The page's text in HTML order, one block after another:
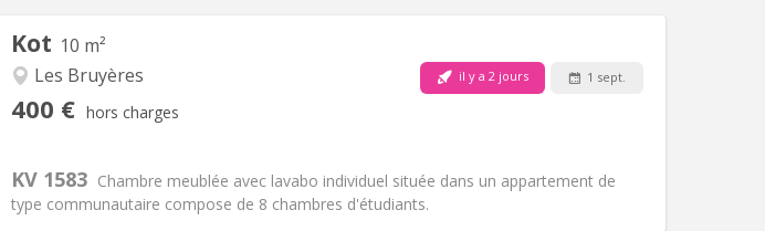
Kot 10 m²
Les Bruyères
400 € hors charges
il y a 2 jours 1 sept.
KV 1583 Chambre meublée avec lavabo individuel située dans un appartement de
type communautaire compose de 8 chambres d'étudiants.
Aménagement
Superficie:10 m2
Autre
Animaux de compagnie:Non